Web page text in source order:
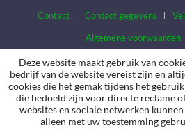
Contact
Contact gegevens
Algemene voorwaarden
Deze website maakt gebruik van
bedrijf van de website vereist zijn en
cookies die het gemak tijdens het
die bedoeld zijn voor directe reclame
websites en sociale netwerken
alleen met uw toestemming